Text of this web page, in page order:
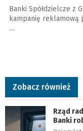
Banki Spółdzielcze z
kampanię reklamową
…
Zobacz również
Rząd
Banki